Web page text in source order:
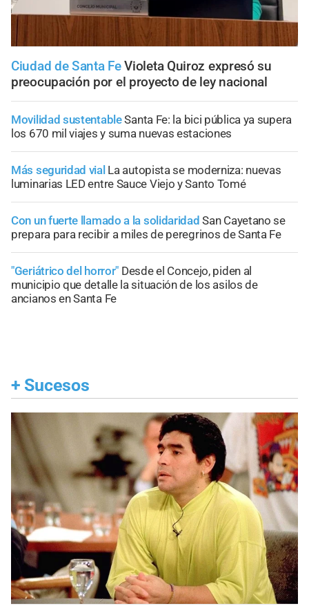
Ciudad de Santa Fe Violeta Quiroz expresó su
preocupación por el proyecto de ley nacional
Movilidad sustentableSanta Fe: la bici pública ya supera
los 670 mil viajes y suma nuevas estaciones
Más seguridad vial La autopista se moderniza: nuevas
luminarias LED entre Sauce Viejo y Santo Tomé
Con un fuerte llamado a la solidaridad San Cayetano se
prepara para recibir a miles de peregrinos de Santa Fe
"Geriátrico del horror" Desde el Concejo, piden al
municipio que detalle la situación de los asilos de
ancianos en Santa Fe
+ Sucesos